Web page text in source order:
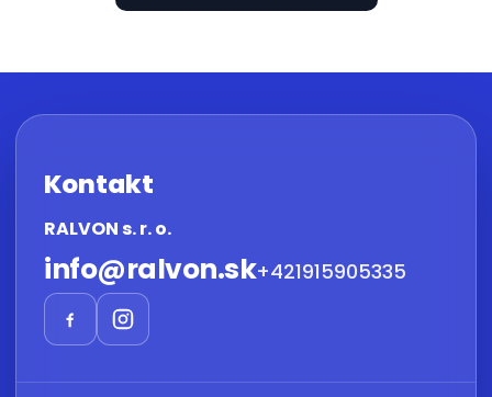
Kontakt
RALVON s. r. o.
info@ralvon.sk+421915905335